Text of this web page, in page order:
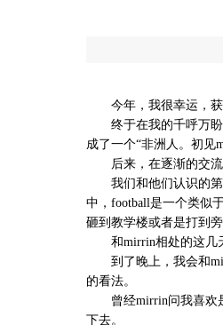
今年，我很幸运，
终于在我的千呼万
成了一个“非洲人。初见
后来，在逐渐的交
我们和他们认识的
中，football是一个类似
砸到教学楼或者是打到
和mirrin相处的这几
到了晚上，我会和
的看法。
曾经mirrin问我喜欢
下去。